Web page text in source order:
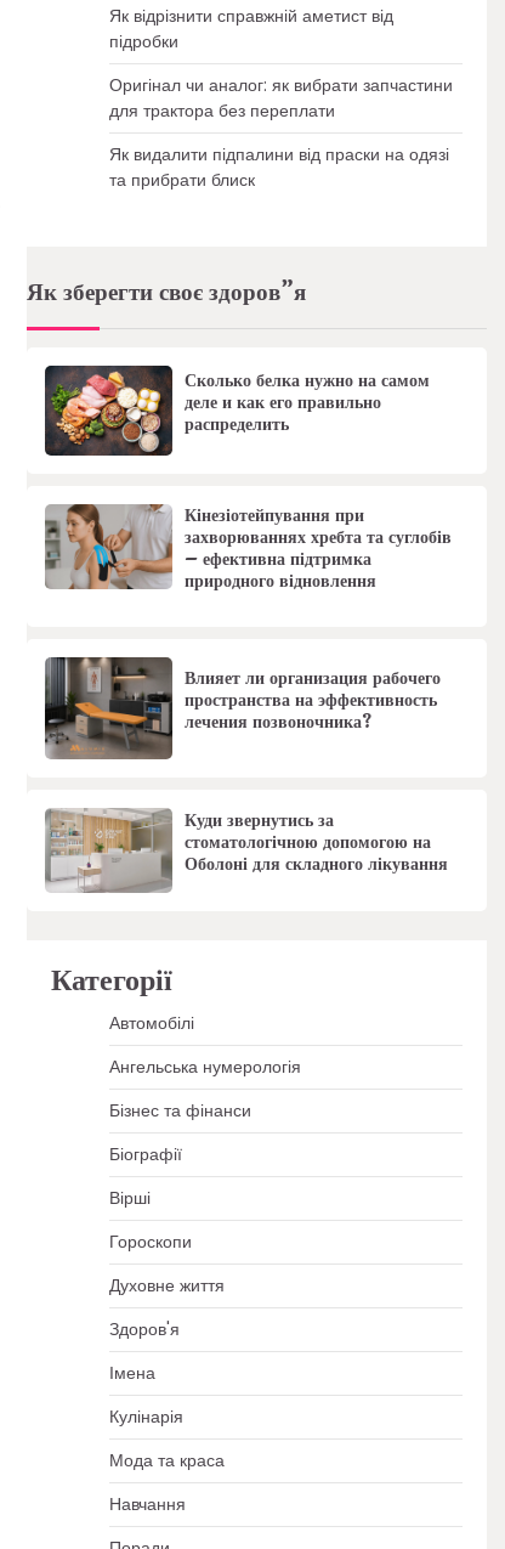
Як відрізнити справжній аметист від
підробки
Оригінал чи аналог: як вибрати запчастини
для трактора без переплати
Як видалити підпалини від праски на одязі
та прибрати блиск
Як зберегти своє здоров”я
Сколько белка нужно на самом
деле и как его правильно
распределить
Кінезіотейпування при
захворюваннях хребта та суглобів
– ефективна підтримка
природного відновлення
Влияет ли организация рабочего
пространства на эффективность
лечения позвоночника?
Куди звернутись за
стоматологічною допомогою на
Оболоні для складного лікування
Категорії
Автомобілі
Ангельська нумерологія
Бізнес та фінанси
Біографії
Вірші
Гороскопи
Духовне життя
Здоров'я
Імена
Кулінарія
Мода та краса
Навчання